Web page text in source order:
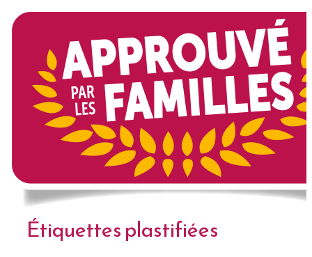
Étiquettes plastifiées